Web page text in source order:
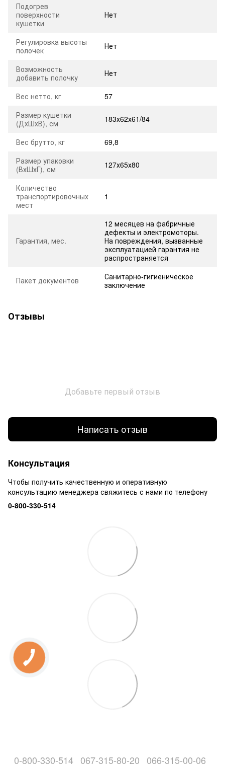
Подогрев
поверхности
кушетки
Нет
Регулировка высоты
полочек
Нет
Возможность
добавить полочку
Нет
Вес нетто, кг
57
Размер кушетки
(ДхШхВ), см
183х62х61/84
Вес брутто, кг
69,8
Размер упаковки
(ВхШхГ), см
127х65х80
Количество
транспортировочных
мест
1
Гарантия, мес.
12 месяцев на фабричные
дефекты и электромоторы.
На повреждения, вызванные
эксплуатацией гарантия не
распространяется
Пакет документов
Санитарно-гигиеническое
заключение
Отзывы
Добавьте первый отзыв
Написать отзыв
Консультация
Чтобы получить качественную и оперативную
консультацию менеджера свяжитесь с нами по телефону
0-800-330-514
0-800-330-514 067-315-80-20 066-315-00-06